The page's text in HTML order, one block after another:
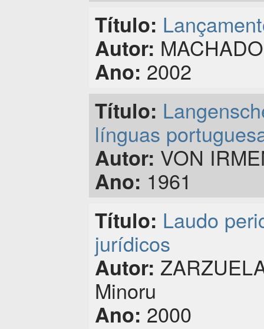
Título:
Autor:
Ano: 2002
Título:
línguas
Autor: VON
Ano: 1961
Título: Laudo
jurídicos
Autor:
Minoru
Ano: 2000